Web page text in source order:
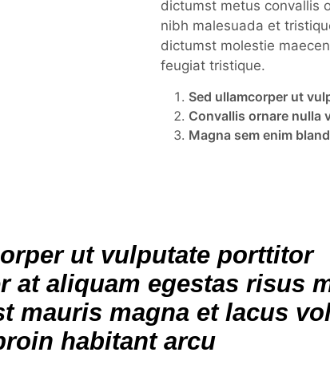
dictumst metus convallis
nibh malesuada et
dictumst molestie
feugiat tristique.
Sed ullamcorper ut
Convallis ornare nulla
Magna sem enim
ut vulputate porttitor
at aliquam egestas risus
mauris magna et lacus
habitant arcu